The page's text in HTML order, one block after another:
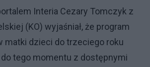
Interia Cezary Tomczyk z
(KO) wyjaśniał, że program
matki dzieci do trzeciego roku
tego momentu z dostępnymi